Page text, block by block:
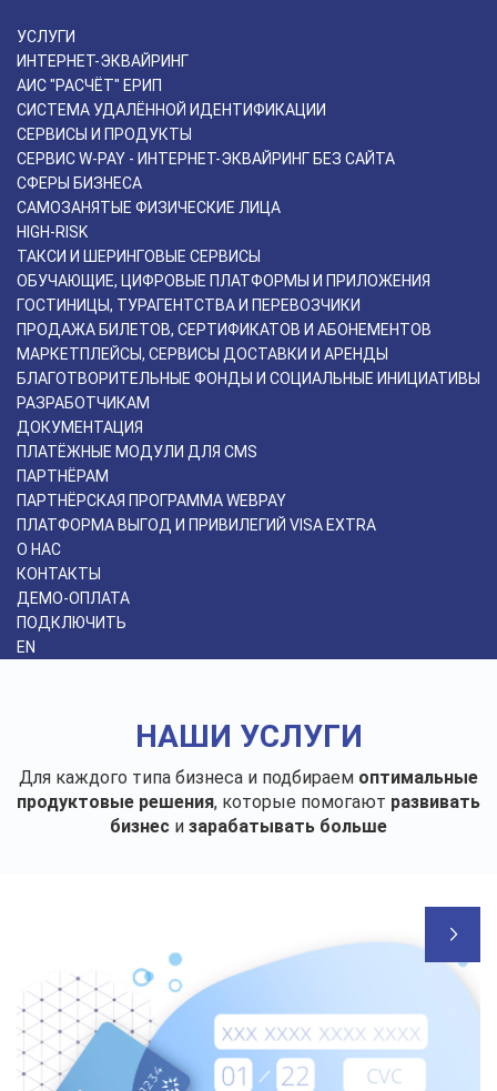
УСЛУГИ
ИНТЕРНЕТ-ЭКВАЙРИНГ
АИС "РАСЧЁТ" ЕРИП
СИСТЕМА УДАЛЁННОЙ ИДЕНТИФИКАЦИИ
СЕРВИСЫ И ПРОДУКТЫ
СЕРВИС W-PAY - ИНТЕРНЕТ-ЭКВАЙРИНГ БЕЗ САЙТА
СФЕРЫ БИЗНЕСА
САМОЗАНЯТЫЕ ФИЗИЧЕСКИЕ ЛИЦА
HIGH-RISK
ТАКСИ И ШЕРИНГОВЫЕ СЕРВИСЫ
ОБУЧАЮЩИЕ, ЦИФРОВЫЕ ПЛАТФОРМЫ И ПРИЛОЖЕНИЯ
ГОСТИНИЦЫ, ТУРАГЕНТСТВА И ПЕРЕВОЗЧИКИ
ПРОДАЖА БИЛЕТОВ, СЕРТИФИКАТОВ И АБОНЕМЕНТОВ
МАРКЕТПЛЕЙСЫ, СЕРВИСЫ ДОСТАВКИ И АРЕНДЫ
БЛАГОТВОРИТЕЛЬНЫЕ ФОНДЫ И СОЦИАЛЬНЫЕ ИНИЦИАТИВЫ
РАЗРАБОТЧИКАМ
ДОКУМЕНТАЦИЯ
ПЛАТЁЖНЫЕ МОДУЛИ ДЛЯ CMS
ПАРТНЁРАМ
ПАРТНЁРСКАЯ ПРОГРАММА WEBPAY
ПЛАТФОРМА ВЫГОД И ПРИВИЛЕГИЙ VISA EXTRA
О НАС
КОНТАКТЫ
ДЕМО-ОПЛАТА
ПОДКЛЮЧИТЬ
EN
НАШИ УСЛУГИ
Для каждого типа бизнеса и подбираем оптимальные
продуктовые решения, которые помогают развивать
бизнес и зарабатывать больше